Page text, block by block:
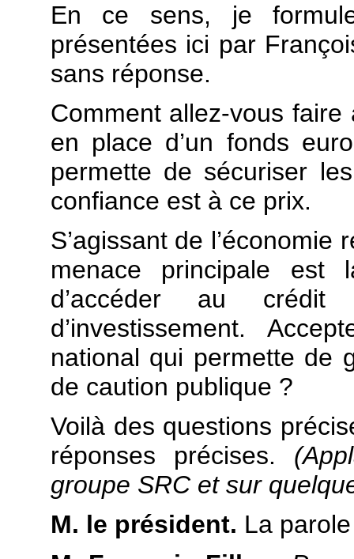
En ce sens, je
présentées ici par
sans réponse.
Comment allez-vous
en place d’un fonds
permette de sécuriser
confiance est à ce prix.
S’agissant de
menace principale est
d’accéder au
d’investissement.
national qui permette de
de caution publique ?
Voilà des questions
réponses précises.
groupe SRC et sur
M. le président. La